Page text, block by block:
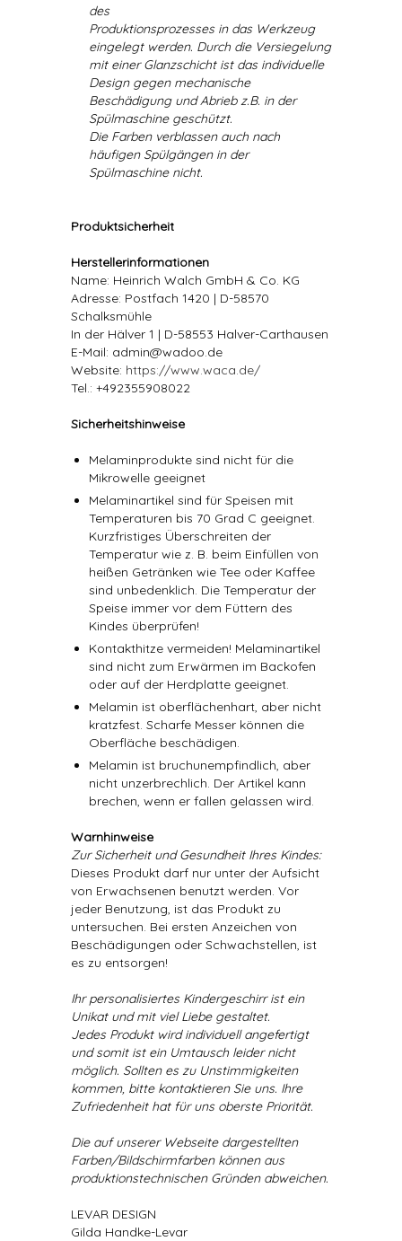
des
Produktionsprozesses in das Werkzeug
eingelegt werden. Durch die Versiegelung
mit einer Glanzschicht ist das individuelle
Design gegen mechanische
Beschädigung und Abrieb z.B. in der
Spülmaschine geschützt.
Die Farben verblassen auch nach
häufigen Spülgängen in der
Spülmaschine nicht.
Produktsicherheit
Herstellerinformationen
Name: Heinrich Walch GmbH & Co. KG
Adresse: Postfach 1420 | D-58570
Schalksmühle
In der Hälver 1 | D-58553 Halver-Carthausen
E-Mail: admin@wadoo.de
Website: https://www.waca.de/
Tel.: +492355908022
Sicherheitshinweise
Melaminprodukte sind nicht für die
Mikrowelle geeignet
Melaminartikel sind für Speisen mit
Temperaturen bis 70 Grad C geeignet.
Kurzfristiges Überschreiten der
Temperatur wie z. B. beim Einfüllen von
heißen Getränken wie Tee oder Kaffee
sind unbedenklich. Die Temperatur der
Speise immer vor dem Füttern des
Kindes überprüfen!
Kontakthitze vermeiden! Melaminartikel
sind nicht zum Erwärmen im Backofen
oder auf der Herdplatte geeignet.
Melamin ist oberflächenhart, aber nicht
kratzfest. Scharfe Messer können die
Oberfläche beschädigen.
Melamin ist bruchunempfindlich, aber
nicht unzerbrechlich. Der Artikel kann
brechen, wenn er fallen gelassen wird.
Warnhinweise
Zur Sicherheit und Gesundheit Ihres Kindes:
Dieses Produkt darf nur unter der Aufsicht
von Erwachsenen benutzt werden. Vor
jeder Benutzung, ist das Produkt zu
untersuchen. Bei ersten Anzeichen von
Beschädigungen oder Schwachstellen, ist
es zu entsorgen!
Ihr personalisiertes Kindergeschirr ist ein
Unikat und mit viel Liebe gestaltet.
Jedes Produkt wird individuell angefertigt
und somit ist ein Umtausch leider nicht
möglich. Sollten es zu Unstimmigkeiten
kommen, bitte kontaktieren Sie uns. Ihre
Zufriedenheit hat für uns oberste Priorität.
Die auf unserer Webseite dargestellten
Farben/Bildschirmfarben können aus
produktionstechnischen Gründen abweichen.
LEVAR DESIGN
Gilda Handke-Levar